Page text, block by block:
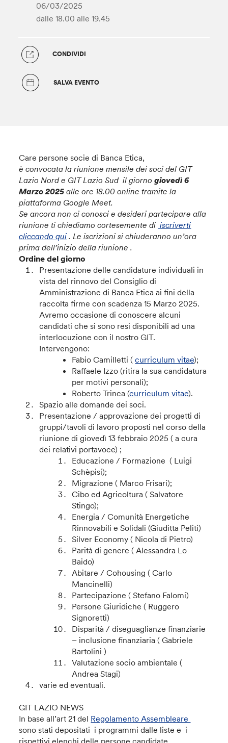
06/03/2025
dalle 18.00 alle 19.45
CONDIVIDI
SALVA EVENTO
Care persone socie di Banca Etica,
è convocata la riunione mensile dei soci del GIT
Lazio Nord e GIT Lazio Sud il giornogiovedì 6
Marzo 2025 alleore 18.00 online tramite la
piattaforma Google Meet.
Se ancora non ci conosci e desideri partecipare alla
riunione ti chiediamo cortesemente di iscriverti
cliccando qui . Le iscrizioni si chiuderanno un’ora
prima dell’inizio della riunione .
Ordine del giorno
Presentazione delle candidature individuali in
vista del rinnovo del Consiglio di
Amministrazione di Banca Etica ai fini della
raccolta firme con scadenza 15 Marzo 2025.
Avremo occasione di conoscere alcuni
candidati che si sono resi disponibili ad una
interlocuzione con il nostro GIT.
Intervengono:
Fabio Camilletti (curriculum vitae);
Raffaele Izzo (ritira la sua candidatura
per motivi personali);
Roberto Trinca (curriculum vitae).
Spazio alle domande dei soci.
Presentazione / approvazione dei progetti di
gruppi/tavoli di lavoro proposti nel corso della
riunione di giovedì 13 febbraio 2025 ( a cura
dei relativi portavoce) ;
Educazione / Formazione ( Luigi
Schèpisi);
Migrazione ( Marco Frisari);
Cibo ed Agricoltura ( Salvatore
Stingo);
Energia / Comunità Energetiche
Rinnovabili e Solidali (Giuditta Peliti)
Silver Economy ( Nicola di Pietro)
Parità di genere ( Alessandra Lo
Baido)
Abitare / Cohousing ( Carlo
Mancinelli)
Partecipazione ( Stefano Falomi)
Persone Giuridiche ( Ruggero
Signoretti)
Disparità / diseguaglianze finanziarie
– inclusione finanziaria ( Gabriele
Bartolini )
Valutazione socio ambientale (
Andrea Stagi)
varie ed eventuali.
GIT LAZIO NEWS
In base all’art 21 del Regolamento Assembleare
sono stati depositati i programmi dalle liste e i
rispettivi elenchi delle persone candidate